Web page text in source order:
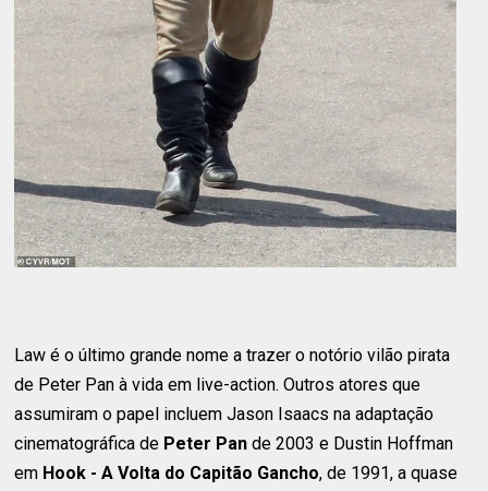
Law é o último grande nome a trazer o notório vilão pirata
de Peter Pan à vida em live-action. Outros atores que
assumiram o papel incluem Jason Isaacs na adaptação
cinematográfica de Peter Pan de 2003 e Dustin Hoffman
em Hook - A Volta do Capitão Gancho, de 1991, a quase